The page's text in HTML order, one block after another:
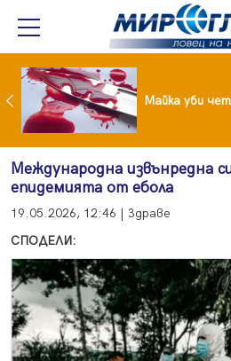
Проф.Кантарджиев: Пазете се от комарите и полово предаваните инфекции
Международна извънредна
епидемията от ебола
19.05.2026, 12:46 | Здраве
СПОДЕЛИ: